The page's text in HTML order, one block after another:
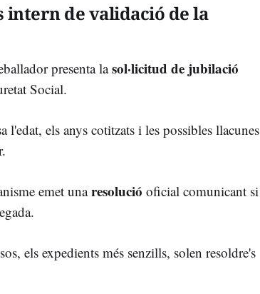
intern de validació de la
presenta lasol·licitud de jubilació
Social.
els anys cotitzats i les possibles llacunes
emet unaresolució oficial comunicant si
els expedients més senzills, solen resoldre's